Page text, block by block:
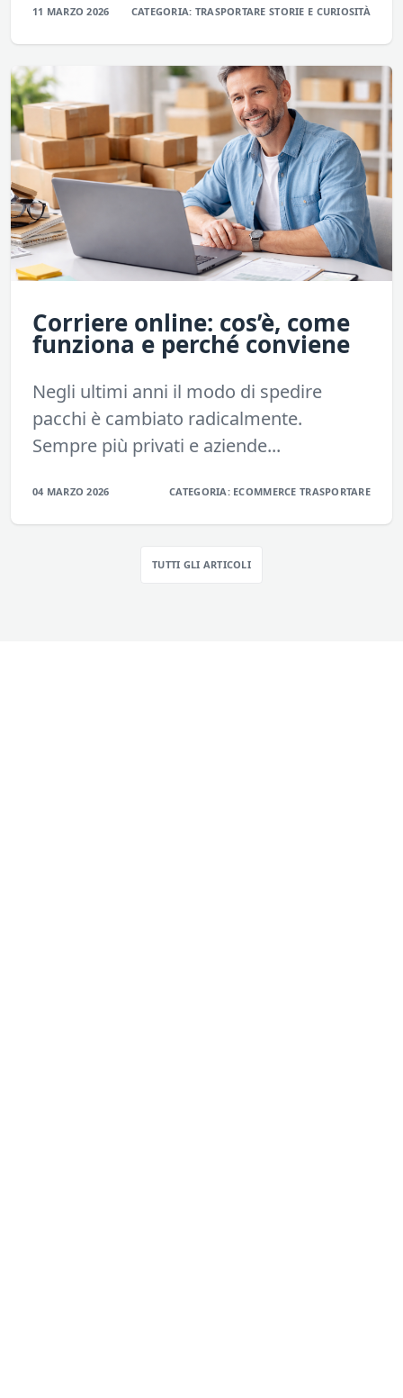
11 MARZO 2026 CATEGORIA: TRASPORTARESTORIE E CURIOSITÀ
Corriere online: cos’è, come
funziona e perché conviene
Negli ultimi anni il modo di spedire
pacchi è cambiato radicalmente.
Sempre più privati e aziende...
04 MARZO 2026 CATEGORIA: ECOMMERCE TRASPORTARE
TUTTI GLI ARTICOLI